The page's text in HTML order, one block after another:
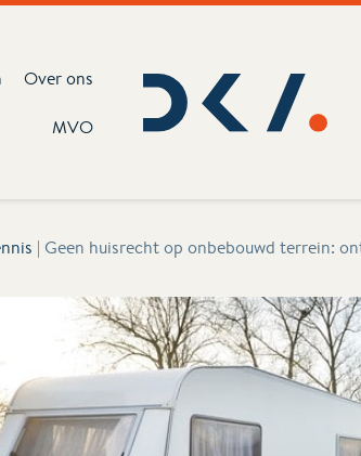
Over ons
MVO
| Geen huisrecht op onbebouwd terrein: